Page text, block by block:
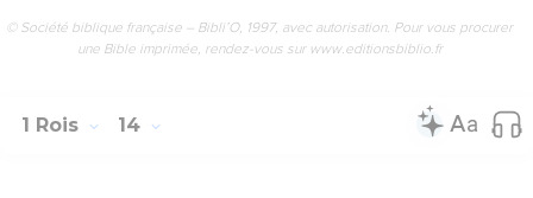
© Société biblique française – Bibli’O, 1997, avec autorisation. Pour vous procurer
une Bible imprimée, rendez-vous sur www.editionsbiblio.fr
1 Rois 14